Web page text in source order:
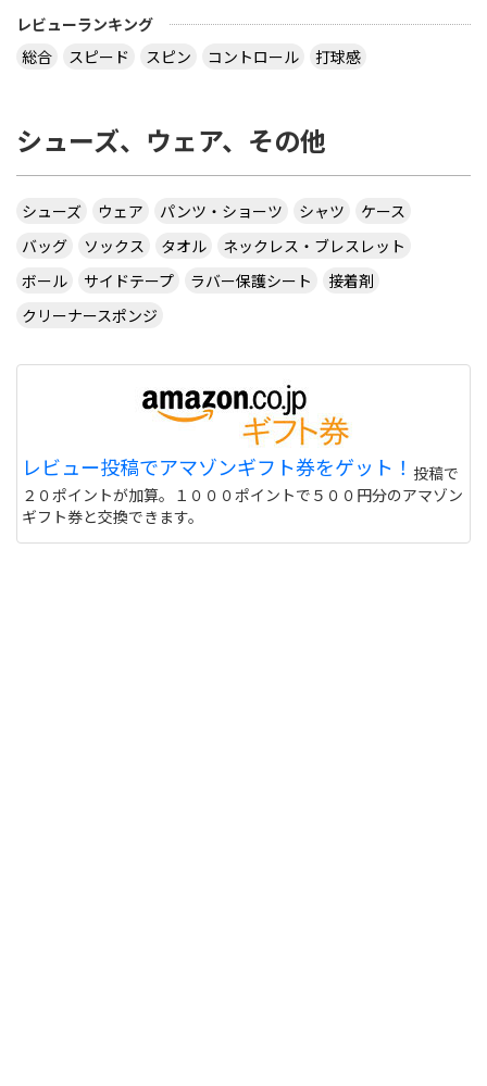
レビューランキング
総合
スピード スピン コントロール 打球感
シューズ、ウェア、その他
シューズ ウェア パンツ・ショーツ シャツ
ケース
バッグ
ソックス タオル
ネックレス・ブレスレット
ボール
サイドテープ ラバー保護シート
接着剤
クリーナースポンジ
レビュー投稿でアマゾンギフト券をゲット！ 投稿で
２０ポイントが加算。１０００ポイントで５００円分のアマゾン
ギフト券と交換できます。